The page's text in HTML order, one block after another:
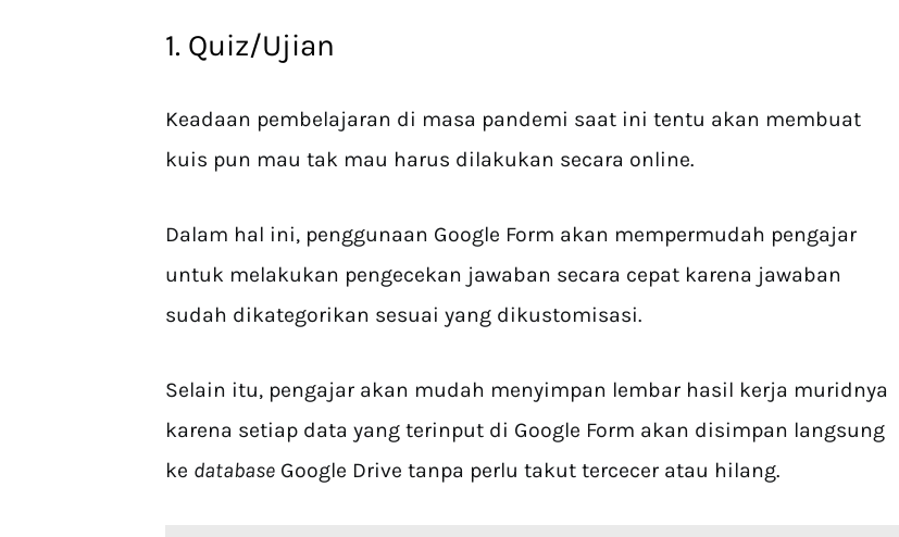
1. Quiz/Ujian
Keadaan pembelajaran di masa pandemi saat ini tentu akan membuat
kuis pun mau tak mau harus dilakukan secara online.
Dalam hal ini, penggunaan Google Form akan mempermudah pengajar
untuk melakukan pengecekan jawaban secara cepat karena jawaban
sudah dikategorikan sesuai yang dikustomisasi.
Selain itu, pengajar akan mudah menyimpan lembar hasil kerja muridnya
karena setiap data yang terinput di Google Form akan disimpan langsung
ke database Google Drive tanpa perlu takut tercecer atau hilang.